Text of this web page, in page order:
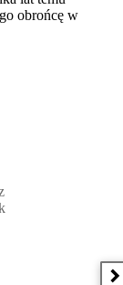
obrońcę w